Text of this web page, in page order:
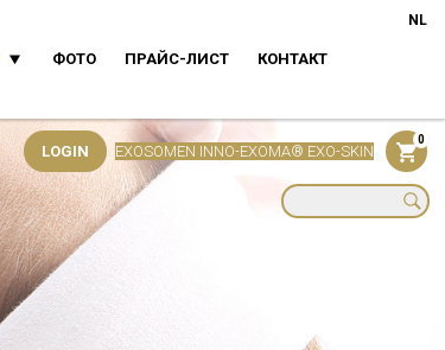
ФОТО ПРАЙС-ЛИСТ КОНТАКТ
0
LOGIN EXOSOMEN INNO-EXOMA® EXO-SKIN
NL